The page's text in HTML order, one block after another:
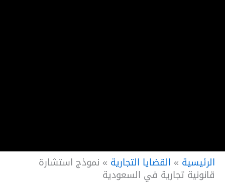
الرئيسية » القضايا التجارية » نموذج استشارة
قانونية تجارية في السعودية